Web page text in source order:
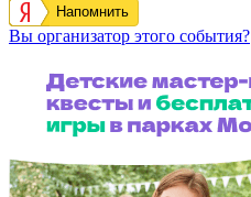
Напомнить
Вы организатор этого события?